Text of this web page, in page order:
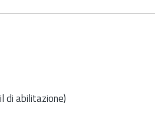
di abilitazione)